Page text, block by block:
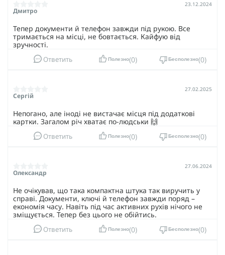
Дмитро
23.12.2024
Тепер документи й телефон завжди під рукою. Все
тримається на місці, не бовтається. Кайфую від
зручності.
Ответить Полезно 0 Бесполезно 0
Сергій
27.02.2025
Непогано, але іноді не вистачає місця під додаткові
картки. Загалом річ хватає по-людськи 🙌
Ответить Полезно 0 Бесполезно 0
Олександр
27.06.2024
Не очікував, що така компактна штука так виручить у
справі. Документи, ключі й телефон завжди поряд –
економія часу. Навіть під час активних рухів нічого не
зміщується. Тепер без цього не обійтись.
Ответить Полезно 0 Бесполезно 0